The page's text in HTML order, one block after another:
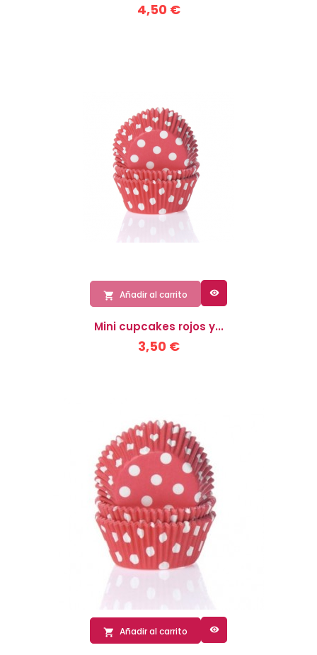
4,50 €
 Añadir al carrito 
Mini cupcakes rojos y...
3,50 €
 Añadir al carrito 